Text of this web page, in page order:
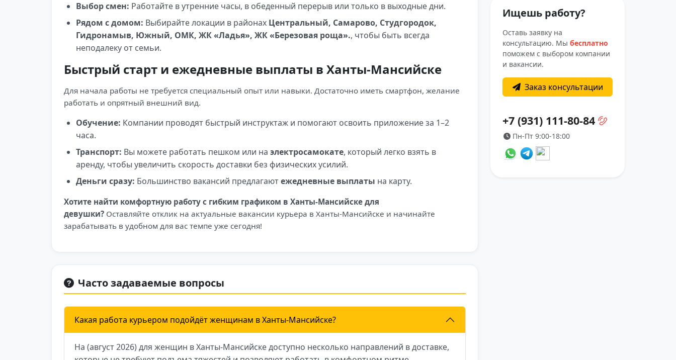
Ищешь работу?
Оставь заявку на
консультацию. Мы бесплатно
поможем с выбором компании
и вакансии.
Заказ консультации
+7 (931) 111-80-84
Пн-Пт 9:00-18:00
Выбор смен: Работайте в утренние часы, в обеденный перерыв или только в выходные дни.
Рядом с домом: Выбирайте локации в районах Центральный, Самарово, Студгородок,
Гидронамыв, Южный, ОМК, ЖК «Ладья», ЖК «Березовая роща»., чтобы быть всегда
неподалеку от семьи.
Быстрый старт и ежедневные выплаты в Ханты-Мансийске
Для начала работы не требуется специальный опыт или навыки. Достаточно иметь смартфон, желание
работать и опрятный внешний вид.
Обучение: Компании проводят быстрый инструктаж и помогают освоить приложение за 1–2
часа.
Транспорт: Вы можете работать пешком или на электросамокате, который легко взять в
аренду, чтобы увеличить скорость доставки без физических усилий.
Деньги сразу: Большинство вакансий предлагаютежедневные выплаты на карту.
Хотите найти комфортную работу с гибким графиком в Ханты-Мансийске для
девушки? Оставляйте отклик на актуальные вакансии курьера в Ханты-Мансийске и начинайте
зарабатывать в удобном для вас темпе уже сегодня!
Часто задаваемые вопросы
Какая работа курьером подойдёт женщинам в Ханты-Мансийске?
На (август 2026) для женщин в Ханты-Мансийске доступно несколько направлений в доставке,